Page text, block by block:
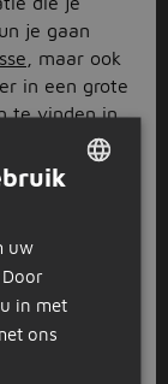
je gaan
, maar ook
in een grote
te vinden in
te vinden
juridische
de
voor ieder
uw
in met
ons